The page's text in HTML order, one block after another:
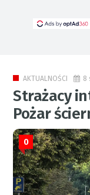
AKTUALNOŚCI 8
Strażacy
Pożar
0